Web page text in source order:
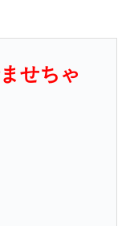
せちゃ